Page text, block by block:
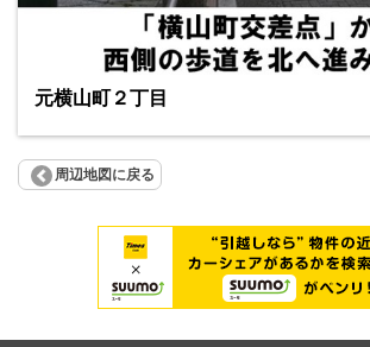
元横山町２丁目
周辺地図に戻る